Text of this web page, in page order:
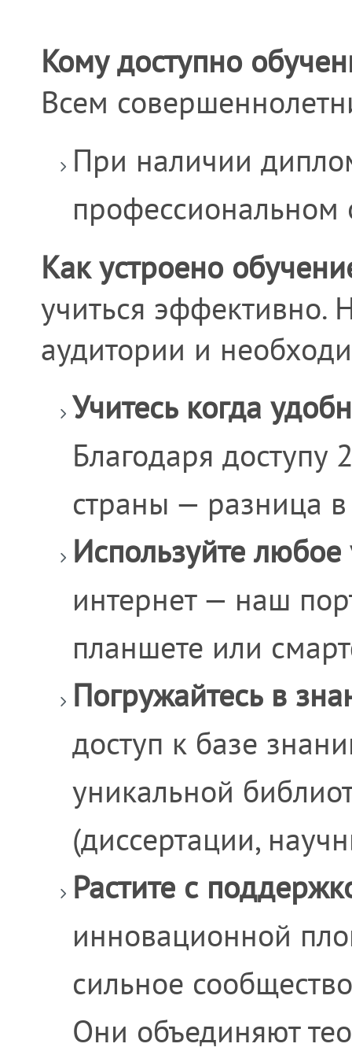
Кому доступно
Всем
При наличии
профессиональном
Как устроено
учиться эффективно.
аудитории и
Учитесь когда
Благодаря
страны — разница
Используйте любое
интернет — наш
планшете или
Погружайтесь в
доступ к базе
уникальной
(диссертации,
Растите с
инновационной
сильное
Они объединяют